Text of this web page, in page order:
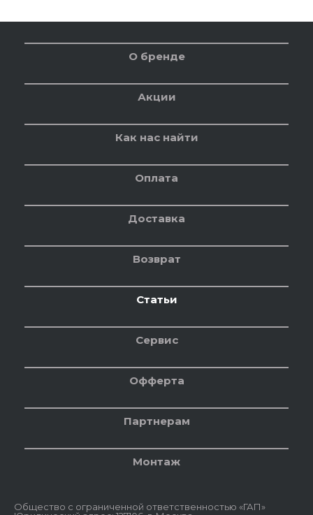
Общество с ограниченной ответственностью «ГАП»
О бренде
Акции
Как нас найти
Оплата
Доставка
Возврат
Статьи
Сервис
Офферта
Партнерам
Монтаж